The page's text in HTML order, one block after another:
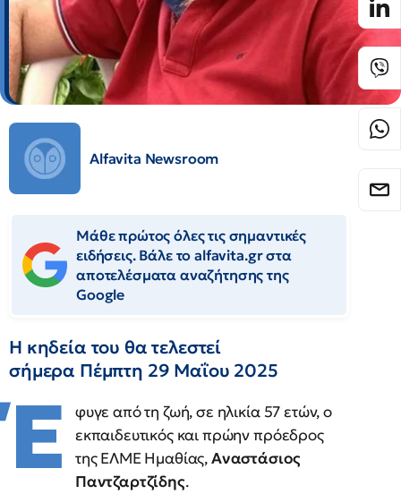
Alfavita Newsroom
Μάθε πρώτος όλες τις σημαντικές
ειδήσεις. Βάλε το alfavita.gr στα
αποτελέσματα αναζήτησης της
Google
Η κηδεία του θα τελεστεί
σήμερα Πέμπτη 29 Μαΐου 2025
Έ
φυγε από τη ζωή, σε ηλικία 57 ετών, ο
εκπαιδευτικός και πρώην πρόεδρος
της ΕΛΜΕ Ημαθίας,Αναστάσιος
Παντζαρτζίδης.